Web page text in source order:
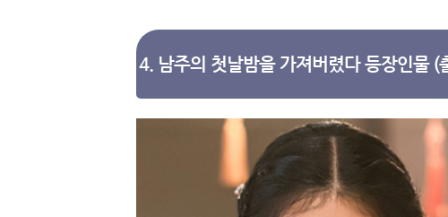
4. 남주의 첫날밤을 가져버렸다 등장인물 (